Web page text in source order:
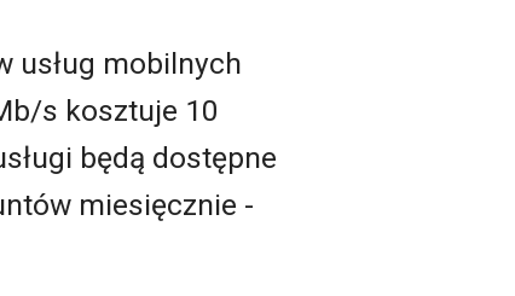
usług mobilnych
s kosztuje 10
będą dostępne
miesięcznie -